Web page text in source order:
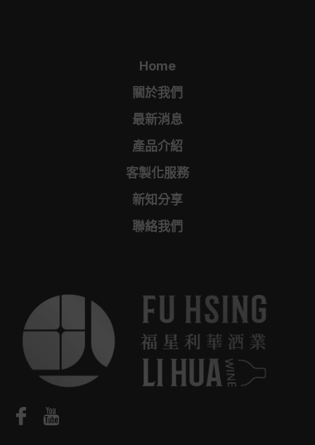
Home
關於我們
最新消息
產品介紹
客製化服務
新知分享
聯絡我們